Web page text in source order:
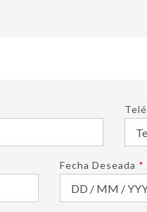
Fecha Deseada *